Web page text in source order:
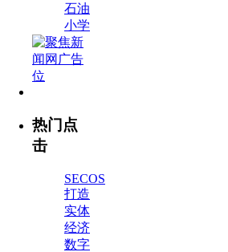
石油
小学
热门点
击
SECOS
打造
实体
经济
数字